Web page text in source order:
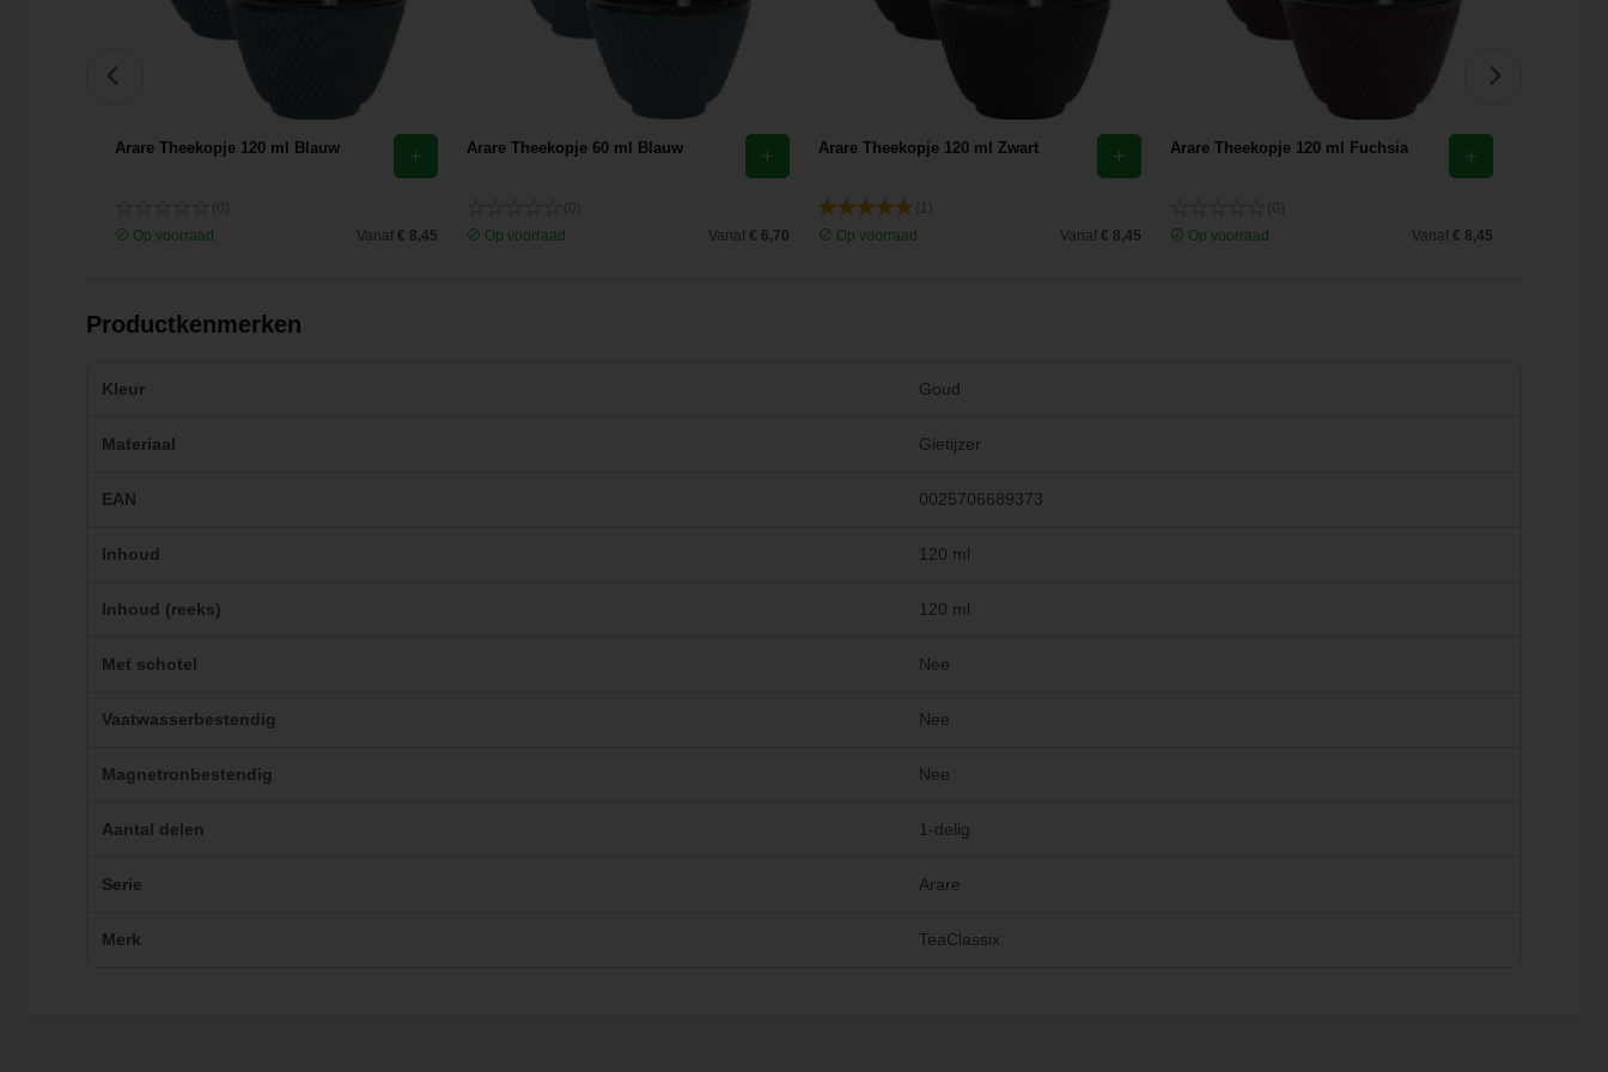
Arare Theekopje 120 ml Blauw
Op voorraad
Vanaf € 8,45
Arare Theekopje 60 ml Blauw
Op voorraad
Vanaf € 6,70
Arare Theekopje 120 ml Zwart
Op voorraad
Vanaf € 8,45
Arare Theekopje 120 ml Fuchsia
Op voorraad
Vanaf € 8,45
Productkenmerken
Kleur Goud
Materiaal Gietijzer
EAN 0025706689373
Inhoud 120 ml
Inhoud (reeks) 120 ml
Met schotel Nee
Vaatwasserbestendig Nee
Magnetronbestendig Nee
Aantal delen 1-delig
Serie Arare
Merk TeaClassix